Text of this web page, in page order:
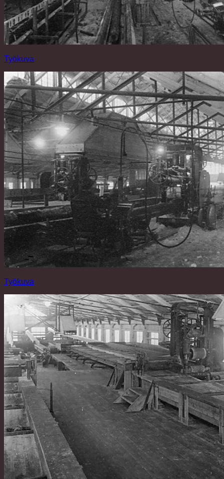
Työkuva
Työkuva